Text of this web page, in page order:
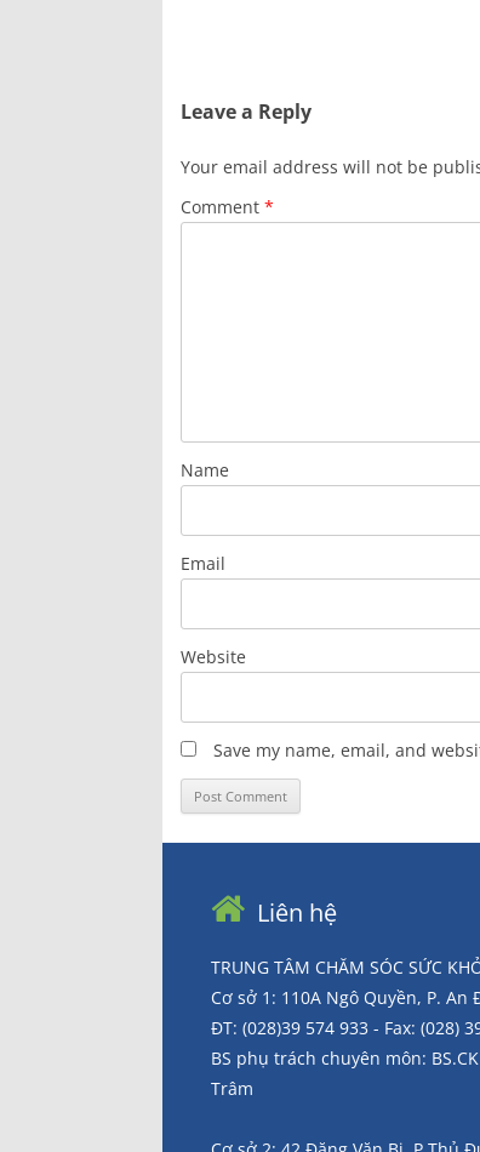
Leave a Reply
Your email address will not be
Comment*
Name
Email
Website
Save my name, email, and
Liên hệ
TRUNG TÂM CHĂM SÓC SỨC
Cơ sở 1: 110A Ngô Quyền, P. An
ĐT: (028)39 574 933 - Fax: (028)
BS phụ trách chuyên môn:
Trâm